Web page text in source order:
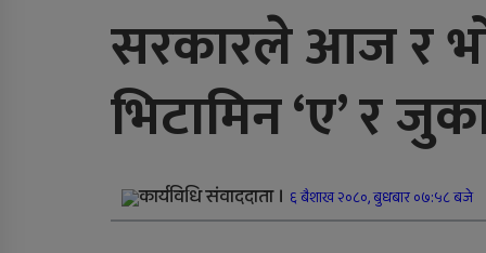
काठमाडौं उपत्यकाबाट
बाहिरिने लामो दूरीका
सवारीसाधन बसपार्कमै
जिल्ला अस्पतालमा जटिल
शल्यक्रिया सफल
सरकारले आज र
भिटामिन ‘ए’ र
कार्यविधि संवाददाता । ६ बैशाख २०८०, बुधबार ०७:५८ बजे